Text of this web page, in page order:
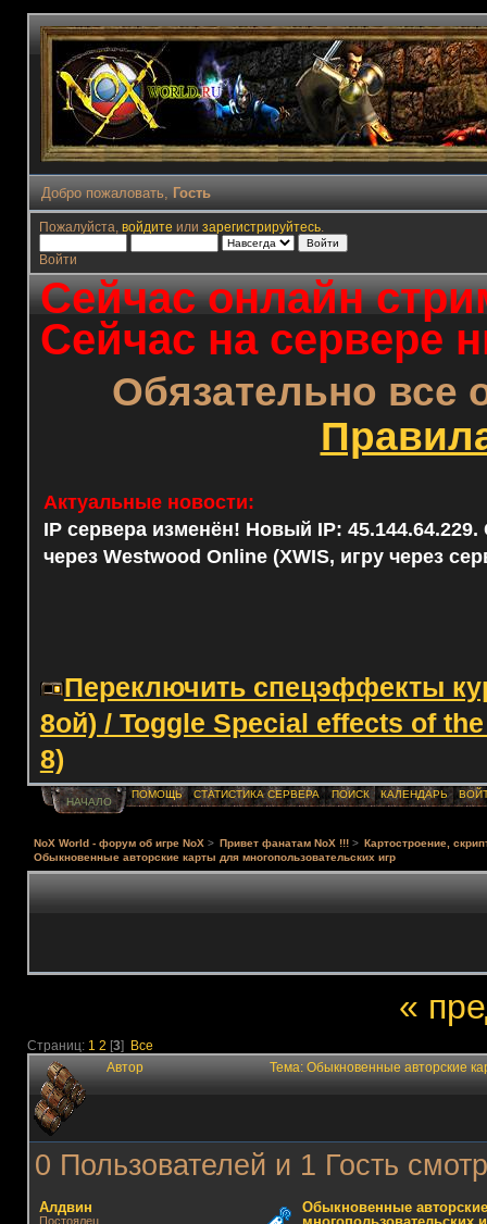
Добро пожаловать, Гость
Пожалуйста, войдите или зарегистрируйтесь.
Войти
Сейчас онлайн
Сейчас на сервере
Обязательно все
Актуальные новости:
IP сервера изменён! Новый IP: 45.144.64.229.
через Westwood Online (XWIS, игру через
Переключить спецэффекты
8ой) / Toggle Special effects of
8)
НАЧАЛО
ПОМОЩЬ СТАТИСТИКА СЕРВЕРА ПОИСК КАЛЕНДАРЬ
NoX World - форум об игре NoX > Привет фанатам NoX !!! > Картостроение,
Обыкновенные авторские карты для многопользовательских игр
«
Страниц: 1 2 [3] Все
Автор Тема: Обыкновенные авторские
0 Пользователей и 1 Гость
Алдвин
Постоялец
Обыкновенные